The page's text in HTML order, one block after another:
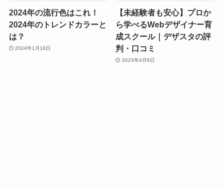
2024年の流行色はこれ！
2024年のトレンドカラーと
は？
2024年1月18日
【未経験者も安心】プロか
ら学べるWebデザイナー育
成スクール｜デザスタの評
判・口コミ
2023年4月8日